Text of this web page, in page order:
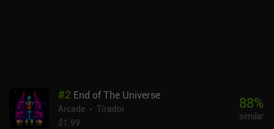
#2 End of The Universe
Arcade
Tirador
$1.99
88%
similar